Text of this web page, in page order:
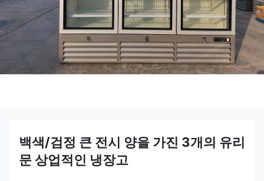
백색/검정 큰 전시 양을 가진 3개의 유리
문 상업적인 냉장고